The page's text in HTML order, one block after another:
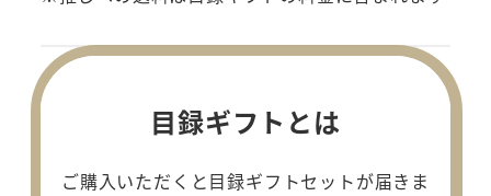
目録ギフトとは
ご購入いただくと目録ギフトセットが届きま